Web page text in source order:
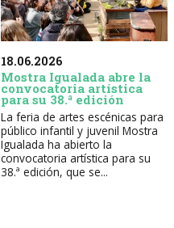
18.06.2026
Mostra Igualada abre la
convocatoria artística
para su 38.ª edición
La feria de artes escénicas para
público infantil y juvenil Mostra
Igualada ha abierto la
convocatoria artística para su
38.ª edición, que se...